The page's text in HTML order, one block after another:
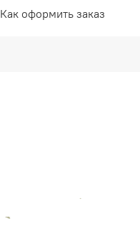
Как оформить заказ